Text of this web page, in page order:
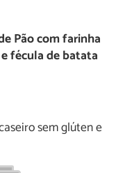
Pão com farinha
fécula de batata
sem glúten e